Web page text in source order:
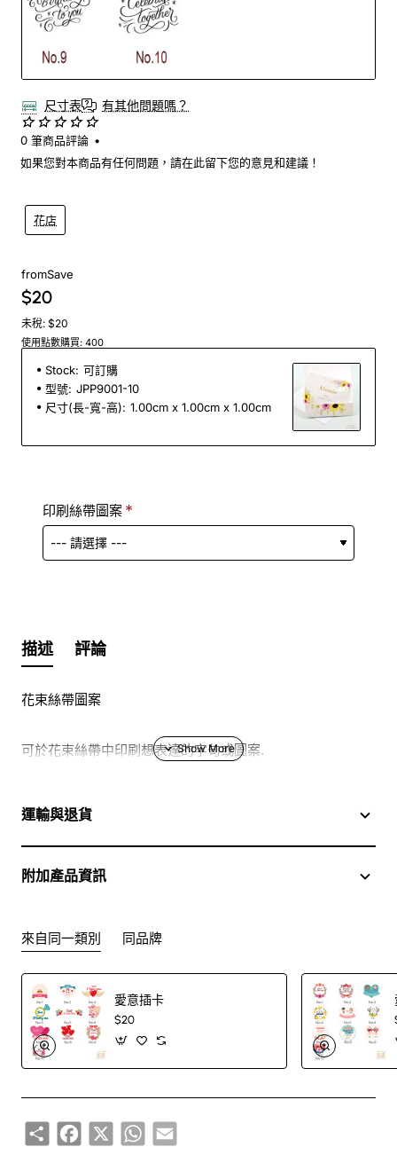
尺寸表 有其他問題嗎？
花店
0 筆商品評論 •
如果您對本商品有任何問題，請在此留下您的意見和建議！
fromSave
$20
未稅: $20
使用點數購買: 400
Stock: 可訂購
型號: JPP9001-10
尺寸(長-寬-高): 1.00cm x 1.00cm x 1.00cm
印刷絲帶圖案
描述 評論
花束絲帶圖案
可於花束絲帶中印刷想表達的字句或圖案.
運輸與退貨
附加產品資訊
來自同一類別 同品牌
愛意插卡
$20
ShareFacebook
X WhatsApp
Email